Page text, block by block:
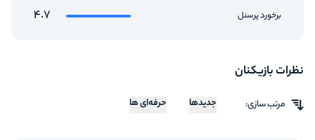
برخورد پرسنل 4.7
نظرات بازیکنان
مرتب سازی: جدیدها حرفه‌ای ها